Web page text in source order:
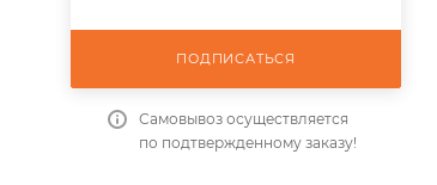
ПОДПИСАТЬСЯ
Самовывоз осуществляется
по подтвержденному заказу!